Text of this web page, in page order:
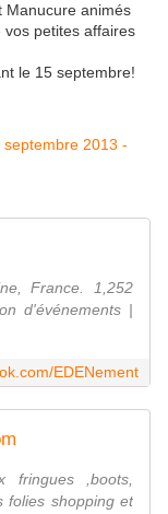
Manucure animés
vos petites affaires
le 15 septembre!
France. 1,252
d'événements |
EDENement
,boots,
folies shopping et